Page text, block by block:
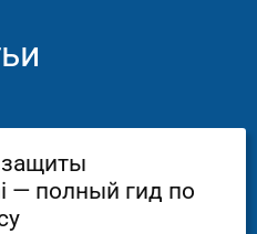
защиты
— полный гид по